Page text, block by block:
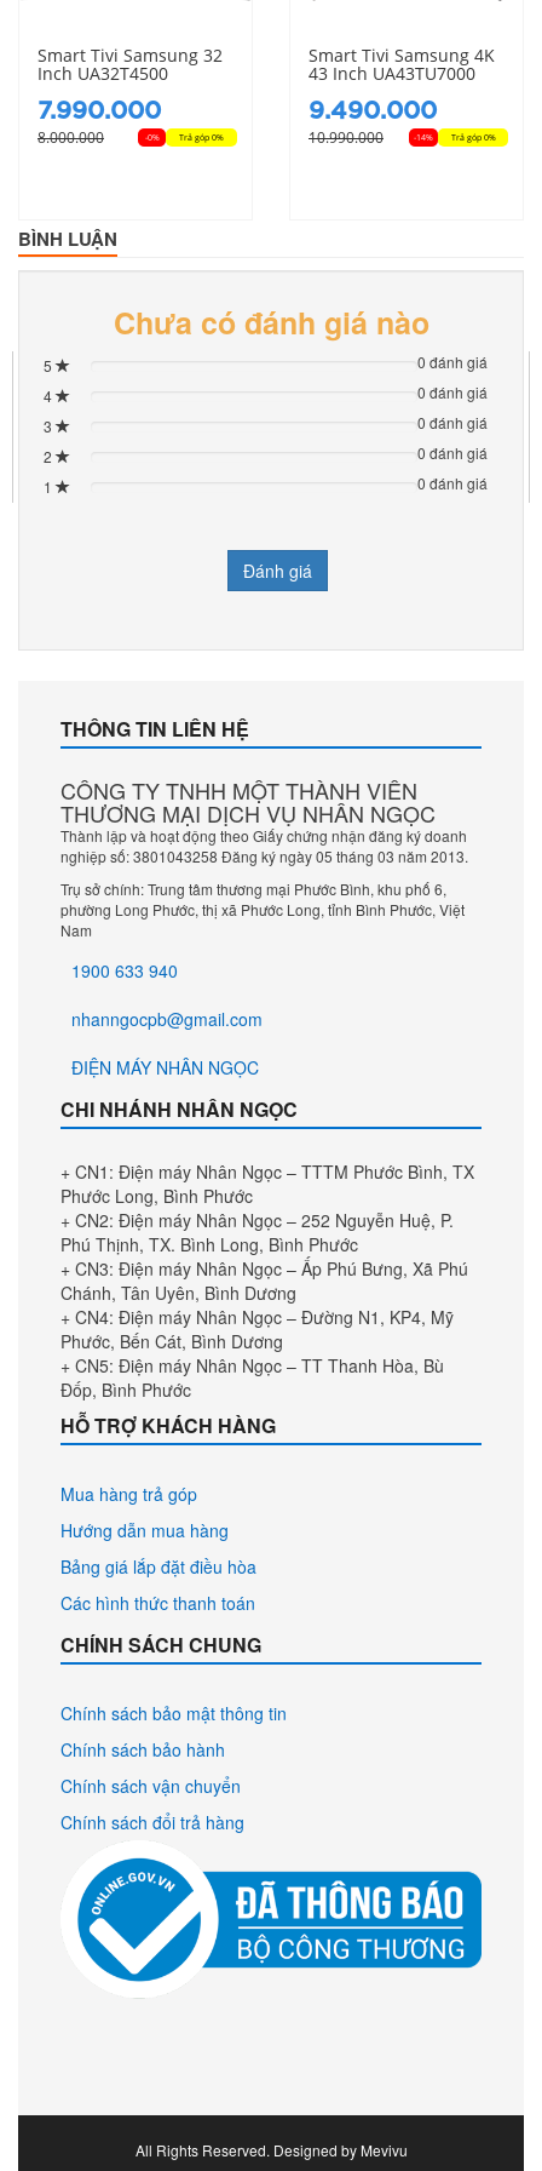
Smart Tivi Samsung 32
Inch UA32T4500
7.990.000
8.000.000 -0% Trả góp 0%
Smart Tivi Samsung 4K
43 Inch UA43TU7000
9.490.000
10.990.000 -14% Trả góp 0%
BÌNH LUẬN
Chưa có đánh giá nào
5
0 đánh giá
4
0 đánh giá
3
0 đánh giá
2
0 đánh giá
1
0 đánh giá
Đánh giá
THÔNG TIN LIÊN HỆ
CÔNG TY TNHH MỘT THÀNH VIÊN
THƯƠNG MẠI DỊCH VỤ NHÂN NGỌC
Thành lập và hoạt động theo Giấy chứng nhận đăng ký doanh
nghiệp số: 3801043258 Đăng ký ngày 05 tháng 03 năm 2013.
Trụ sở chính: Trung tâm thương mại Phước Bình, khu phố 6,
phường Long Phước, thị xã Phước Long, tỉnh Bình Phước, Việt
Nam
1900 633 940
nhanngocpb@gmail.com
ĐIỆN MÁY NHÂN NGỌC
CHI NHÁNH NHÂN NGỌC
+ CN1: Điện máy Nhân Ngọc – TTTM Phước Bình, TX
Phước Long, Bình Phước
+ CN2: Điện máy Nhân Ngọc – 252 Nguyễn Huệ, P.
Phú Thịnh, TX. Bình Long, Bình Phước
+ CN3: Điện máy Nhân Ngọc – Ấp Phú Bưng, Xã Phú
Chánh, Tân Uyên, Bình Dương
+ CN4: Điện máy Nhân Ngọc – Đường N1, KP4, Mỹ
Phước, Bến Cát, Bình Dương
+ CN5: Điện máy Nhân Ngọc – TT Thanh Hòa, Bù
Đốp, Bình Phước
HỖ TRỢ KHÁCH HÀNG
Mua hàng trả góp
Hướng dẫn mua hàng
Bảng giá lắp đặt điều hòa
Các hình thức thanh toán
CHÍNH SÁCH CHUNG
Chính sách bảo mật thông tin
Chính sách bảo hành
Chính sách vận chuyển
Chính sách đổi trả hàng
All Rights Reserved. Designed by Mevivu